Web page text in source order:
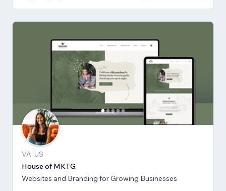
VA, US
House of MKTG
Websites and Branding for Growing Businesses